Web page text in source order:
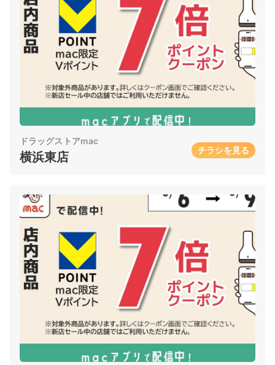
ドラッグストアmac
横浜東店 チラシを見る